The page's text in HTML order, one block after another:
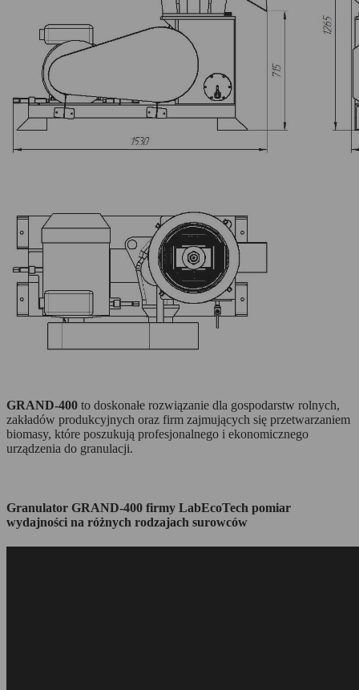
GRAND-400 to doskonałe rozwiązanie dla gospodarstw rolnych,
zakładów produkcyjnych oraz firm zajmujących się przetwarzaniem
biomasy, które poszukują profesjonalnego i ekonomicznego
urządzenia do granulacji.
Granulator GRAND-400 firmy LabEcoTech pomiar
wydajności na różnych rodzajach surowców